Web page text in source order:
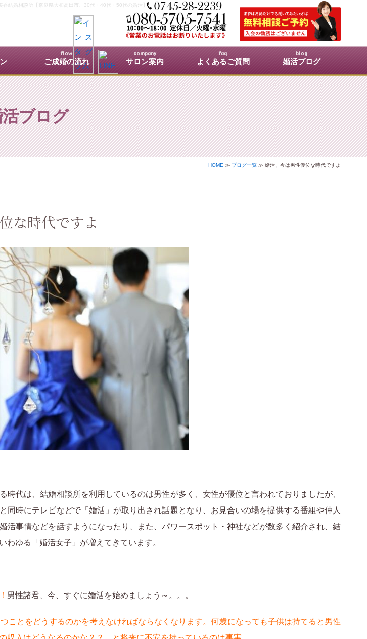
香結婚相談所【奈良県大和高田市、30代・40代・50代の婚活】
flow
ご成婚の流れ
company
サロン案内
faq
よくあるご質問
blog
婚活ブログ
ブログ
HOME ≫ ブログ一覧 ≫ 婚活、今は男性優位な時代ですよ
な時代ですよ
時代は、結婚相談所を利用しているのは男性が多く、女性が優位と言われておりましたが、
同時にテレビなどで「婚活」が取り出され話題となり、お見合いの場を提供する番組や仲人
活事情などを話すようになったり、また、パワースポット・神社などが数多く紹介され、結
わゆる「婚活女子」が増えてきています。
男性諸君、今、すぐに婚活を始めましょう～。。。
ことをどうするのかを考えなければならなくなります。何歳になっても子供は持てると男性